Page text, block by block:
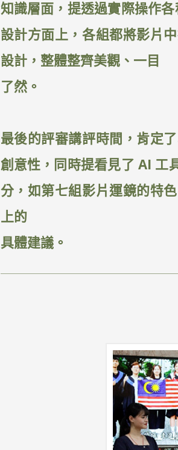
知識層面，提透過實際操作
設計方面上，各組都將影片
設計，整體整齊美觀、一目
了然。
最後的評審講評時間，肯定
創意性，同時提看見了 AI 工
分，如第七組影片運鏡的特
上的
具體建議。